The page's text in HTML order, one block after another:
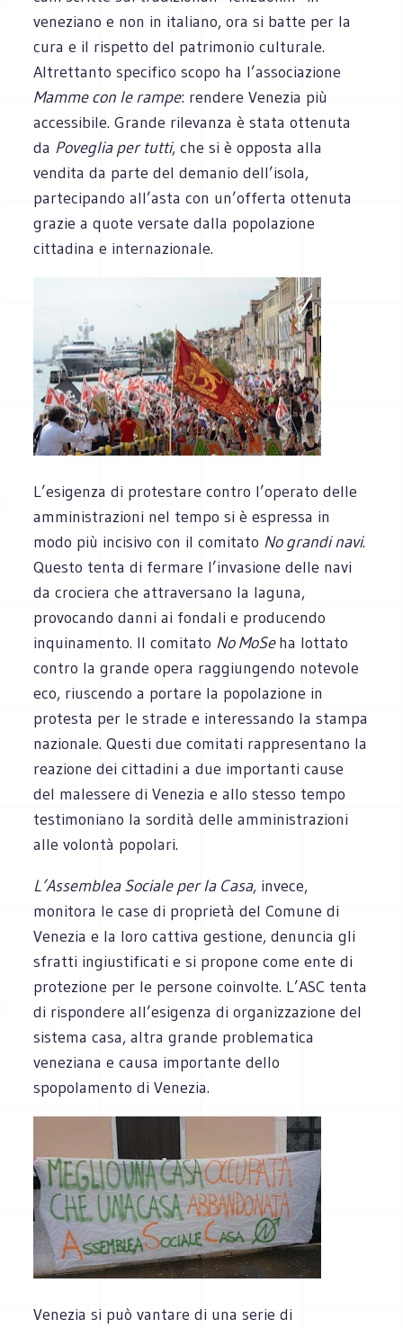
veneziano e non in italiano, ora si batte per la
cura e il rispetto del patrimonio culturale.
Altrettanto specifico scopo ha l’associazione
Mamme con le rampe: rendere Venezia più
accessibile. Grande rilevanza è stata ottenuta
da Poveglia per tutti, che si è opposta alla
vendita da parte del demanio dell’isola,
partecipando all’asta con un’offerta ottenuta
grazie a quote versate dalla popolazione
cittadina e internazionale.
L’esigenza di protestare contro l’operato delle
amministrazioni nel tempo si è espressa in
modo più incisivo con il comitato No grandi navi.
Questo tenta di fermare l’invasione delle navi
da crociera che attraversano la laguna,
provocando danni ai fondali e producendo
inquinamento. Il comitato No MoSeha lottato
contro la grande opera raggiungendo notevole
eco, riuscendo a portare la popolazione in
protesta per le strade e interessando la stampa
nazionale. Questi due comitati rappresentano la
reazione dei cittadini a due importanti cause
del malessere di Venezia e allo stesso tempo
testimoniano la sordità delle amministrazioni
alle volontà popolari.
L’Assemblea Sociale per la Casa, invece,
monitora le case di proprietà del Comune di
Venezia e la loro cattiva gestione, denuncia gli
sfratti ingiustificati e si propone come ente di
protezione per le persone coinvolte. L’ASC tenta
di rispondere all’esigenza di organizzazione del
sistema casa, altra grande problematica
veneziana e causa importante dello
spopolamento di Venezia.
Venezia si può vantare di una serie di